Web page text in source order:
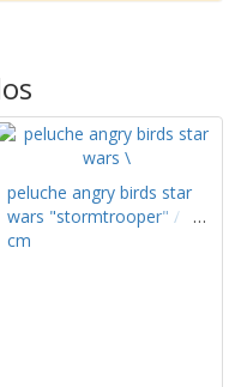
peluche angry birds star
wars "stormtrooper" / 15
cm